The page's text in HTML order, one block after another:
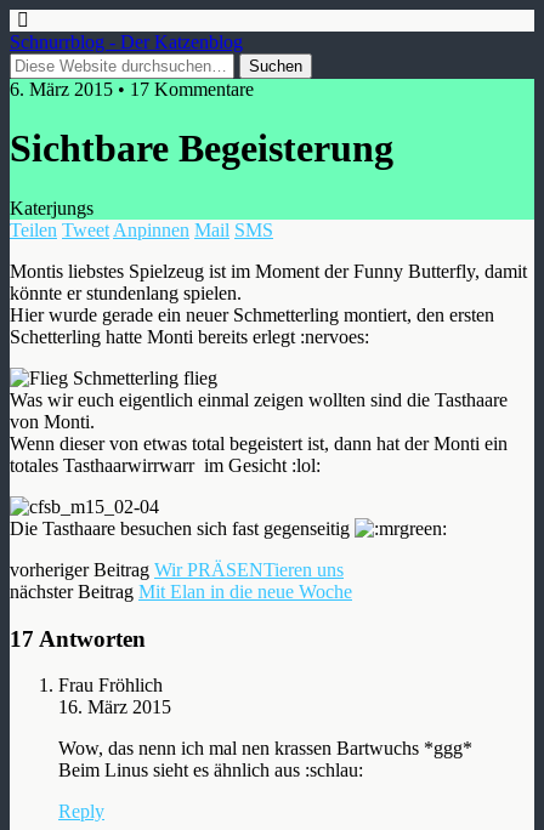
Schnurrblog - Der Katzenblog
6. März 2015 • 17 Kommentare
Sichtbare Begeisterung
Katerjungs
Teilen Tweet Anpinnen Mail SMS
Montis liebstes Spielzeug ist im Moment der Funny Butterfly, damit
könnte er stundenlang spielen.
Hier wurde gerade ein neuer Schmetterling montiert, den ersten
Schetterling hatte Monti bereits erlegt :nervoes:
Was wir euch eigentlich einmal zeigen wollten sind die Tasthaare
von Monti.
Wenn dieser von etwas total begeistert ist, dann hat der Monti ein
totales Tasthaarwirrwarr im Gesicht :lol:
Die Tasthaare besuchen sich fast gegenseitig
vorheriger Beitrag Wir PRÄSENTieren uns
nächster Beitrag Mit Elan in die neue Woche
17 Antworten
Frau Fröhlich
16. März 2015
Wow, das nenn ich mal nen krassen Bartwuchs *ggg*
Beim Linus sieht es ähnlich aus :schlau:
Reply